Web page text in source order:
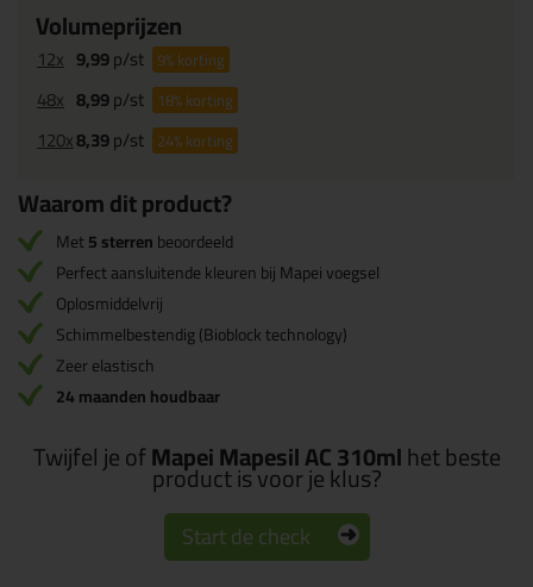
Volumeprijzen
12x 9,99p/st 9%korting
48x 8,99p/st 18%korting
120x8,39p/st 24%korting
Waarom dit product?
Met5 sterrenbeoordeeld
Perfect aansluitende kleuren bij Mapei voegsel
Oplosmiddelvrij
Schimmelbestendig (Bioblock technology)
Zeer elastisch
24 maanden houdbaar
Twijfel je ofMapei Mapesil AC 310mlhet beste
product is voor je klus?
Start de check